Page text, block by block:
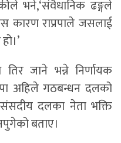
भने,‘संवैधानिक ढङ्गले
कारण राप्रपाले जसलाई
जाने भन्ने निर्णायक
अहिले गठबन्धन दलको
दलका नेता भक्ति
बताए।